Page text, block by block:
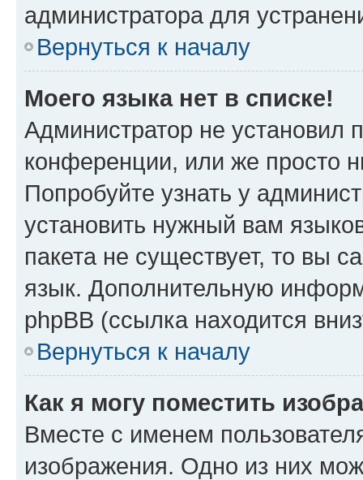
администратора для
Вернуться к началу
Моего языка нет в списке!
Администратор не установил
конференции, или же просто
Попробуйте узнать у
установить нужный вам
пакета не существует, то вы
язык. Дополнительную
phpBB (ссылка находится
Вернуться к началу
Как я могу поместить
Вместе с именем
изображения. Одно из них